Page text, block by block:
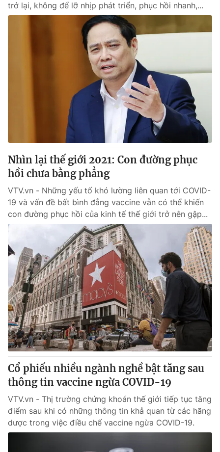
Video Shorts video
VTV Thể thao
Bất động sản
Tấm lòng Việt
Vươn mình bằng AI
VTV9
Liên hệ tòa soạn English
THỜI BÁO VTV
Theo dõi báo trên
Cơ quan chủ quản:Đài Truyền hình Việt Nam
Cơ quan báo chí:Thời báo VTV
Giấy phép hoạt động báo in và báo điện tử số 483/GP-BTTTT
cấp ngày 29/12/2023
Tổng Biên tập:Vũ Thanh Thủy
Phó Tổng Biên tập:Nguyễn Thị Mỹ Hạnh, Phạm Quốc Thắng,
Nguyễn Trọng Ninh
Tổng đài VTV: 024.38 355 931 - 024.38 355 932
Email:
toasoan@vtv.vn
Liên hệ quảng cáo:024-7300.7108
trở lại, không để lỡ nhịp phát triển, phục hồi nhanh,...
Nhìn lại thế giới 2021: Con đường phục
hồi chưa bằng phẳng
VTV.vn - Những yếu tố khó lường liên quan tới COVID-
19 và vấn đề bất bình đẳng vaccine vẫn có thể khiến
con đường phục hồi của kinh tế thế giới trở nên gập...
Cổ phiếu nhiều ngành nghề bật tăng sau
thông tin vaccine ngừa COVID-19
VTV.vn - Thị trường chứng khoán thế giới tiếp tục tăng
điểm sau khi có những thông tin khả quan từ các hãng
dược trong việc điều chế vaccine ngừa COVID-19.